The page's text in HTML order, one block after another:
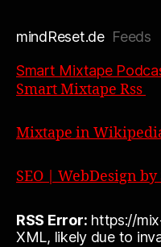
mindReset.deFeeds
Smart Mixtape
Smart Mixtape Rss
Mixtape in
SEO | WebDesign by
RSS Error: https://
XML, likely due to